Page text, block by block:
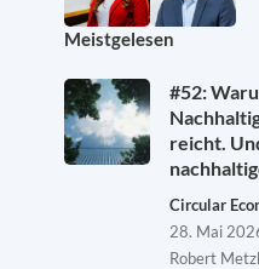
Meistgelesen
#52:
reicht.
Circular
28. Mai
Robert